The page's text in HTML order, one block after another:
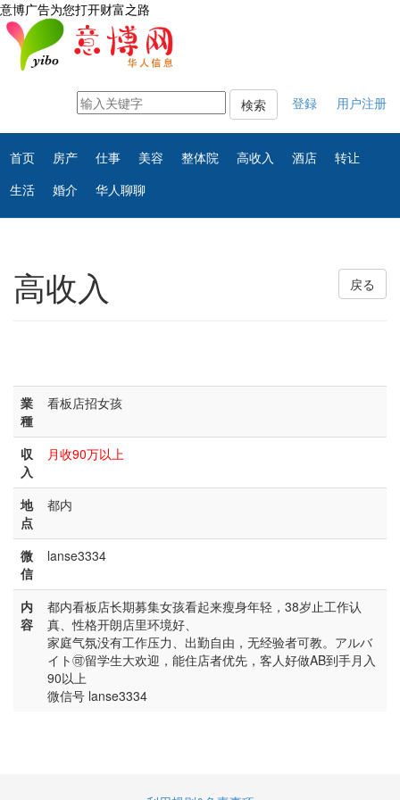
意博广告为您打开财富之路
検索 登録 用户注册
首页 房产 仕事 美容 整体院 高收入 酒店
转让
生活
婚介 华人聊聊
戻る
高收入
業
種
看板店招女孩
収
入
月收90万以上
地
点
都内
微
信
lanse3334
内
容
都内看板店长期募集女孩看起来瘦身年轻，38岁止工作认
真、性格开朗店里环境好、
家庭气氛没有工作压力、出勤自由，无经验者可教。アルバ
イト🉑️留学生大欢迎，能住店者优先，客人好做AB到手月入
90以上
微信号 lanse3334